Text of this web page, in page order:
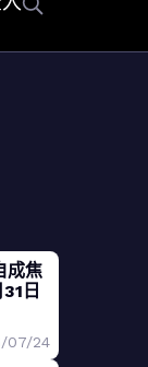
成焦
日
07/24